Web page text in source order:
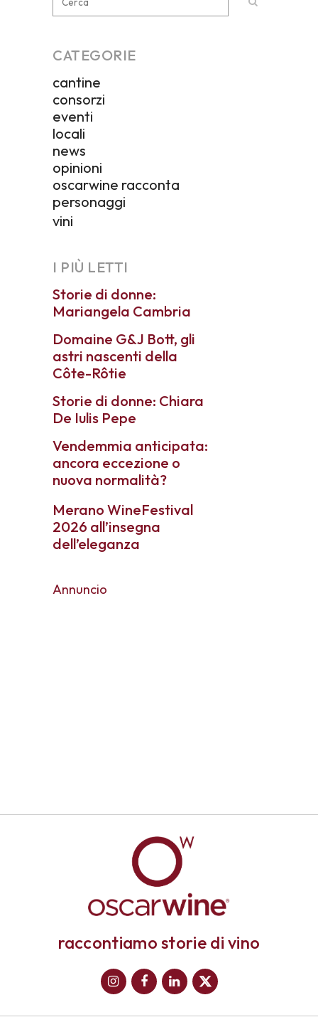
CATEGORIE
cantine
consorzi
eventi
locali
news
opinioni
oscarwine racconta
personaggi
vini
I PIÙ LETTI
Storie di donne:
Mariangela Cambria
Domaine G&J Bott, gli
astri nascenti della
Côte-Rôtie
Storie di donne: Chiara
De Iulis Pepe
Vendemmia anticipata:
ancora eccezione o
nuova normalità?
Merano WineFestival
2026 all’insegna
dell’eleganza
Annuncio
raccontiamo storie di vino